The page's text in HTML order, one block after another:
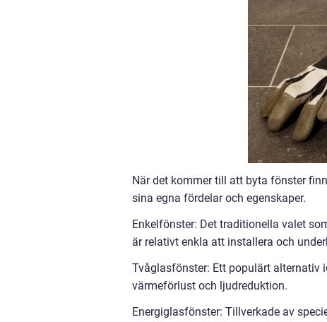
När det kommer till att byta fönster
sina egna fördelar och egenskaper.
Enkelfönster: Det traditionella valet
är relativt enkla att installera och
Tvåglasfönster: Ett populärt alternativ
värmeförlust och ljudreduktion.
Energiglasfönster: Tillverkade av